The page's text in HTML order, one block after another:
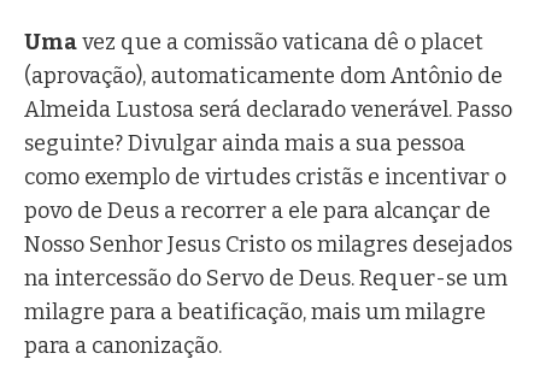
Umavez que a comissão vaticana dê o placet
(aprovação), automaticamente dom Antônio de
Almeida Lustosa será declarado venerável. Passo
seguinte? Divulgar ainda mais a sua pessoa
como exemplo de virtudes cristãs e incentivar o
povo de Deus a recorrer a ele para alcançar de
Nosso Senhor Jesus Cristo os milagres desejados
na intercessão do Servo de Deus. Requer-se um
milagre para a beatificação, mais um milagre
para a canonização.